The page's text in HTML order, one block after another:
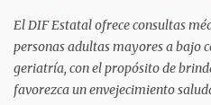
El DIF Estatal ofrece consultas
personas adultas mayores a bajo
geriatría, con el propósito de
favorezca un envejecimiento